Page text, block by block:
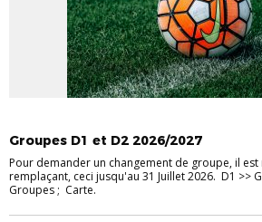
Groupes D1 et D2 2026/2027
Pour demander un changement de groupe, il
remplaçant, ceci jusqu'au 31 Juillet 2026. D1 >>
Groupes ; Carte.